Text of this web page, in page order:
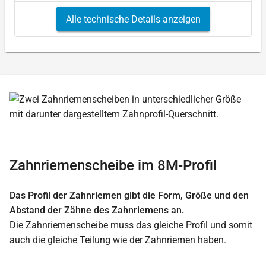
Alle technische Details anzeigen
Zahnriemenscheibe im 8M-Profil
Das Profil der Zahnriemen gibt die Form, Größe und den
Abstand der Zähne des Zahnriemens an.
Die Zahnriemenscheibe muss das gleiche Profil und somit
auch die gleiche Teilung wie der Zahnriemen haben.